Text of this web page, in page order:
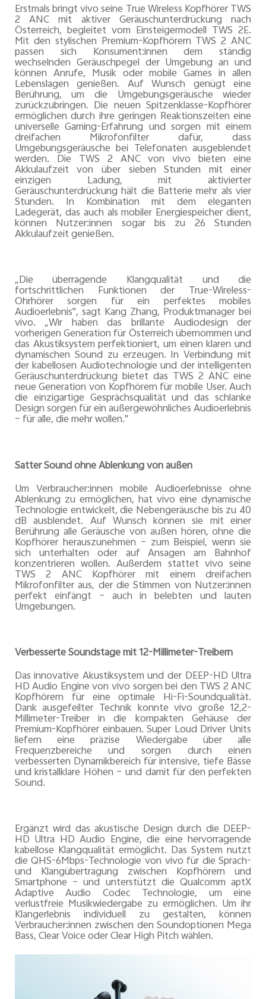
Erstmals bringt vivo seine True Wireless Kopfhörer TWS
2 ANC mit aktiver Geräuschunterdrückung nach
Österreich, begleitet vom Einsteigermodell TWS 2E.
Mit den stylischen Premium-Kopfhörern TWS 2 ANC
passen sich Konsument:innen dem ständig
wechselnden Geräuschpegel der Umgebung an und
können Anrufe, Musik oder mobile Games in allen
Lebenslagen genießen. Auf Wunsch genügt eine
Berührung, um die Umgebungsgeräusche wieder
zurückzubringen. Die neuen Spitzenklasse-Kopfhörer
ermöglichen durch ihre geringen Reaktionszeiten eine
universelle Gaming-Erfahrung und sorgen mit einem
dreifachen Mikrofonfilter dafür, dass
Umgebungsgeräusche bei Telefonaten ausgeblendet
werden. Die TWS 2 ANC von vivo bieten eine
Akkulaufzeit von über sieben Stunden mit einer
einzigen Ladung, mit aktivierter
Geräuschunterdrückung hält die Batterie mehr als vier
Stunden. In Kombination mit dem eleganten
Ladegerät, das auch als mobiler Energiespeicher dient,
können Nutzer:innen sogar bis zu 26 Stunden
Akkulaufzeit genießen.
„Die überragende Klangqualität und die
fortschrittlichen Funktionen der True-Wireless-
Ohrhörer sorgen für ein perfektes mobiles
Audioerlebnis", sagt Kang Zhang, Produktmanager bei
vivo. „Wir haben das brillante Audiodesign der
vorherigen Generation für Österreich übernommen und
das Akustiksystem perfektioniert, um einen klaren und
dynamischen Sound zu erzeugen. In Verbindung mit
der kabellosen Audiotechnologie und der intelligenten
Geräuschunterdrückung bietet das TWS 2 ANC eine
neue Generation von Kopfhörern für mobile User. Auch
die einzigartige Gesprächsqualität und das schlanke
Design sorgen für ein außergewöhnliches Audioerlebnis
– für alle, die mehr wollen."
Satter Sound ohne Ablenkung von außen
Um Verbraucher:innen mobile Audioerlebnisse ohne
Ablenkung zu ermöglichen, hat vivo eine dynamische
Technologie entwickelt, die Nebengeräusche bis zu 40
dB ausblendet. Auf Wunsch können sie mit einer
Berührung alle Geräusche von außen hören, ohne die
Kopfhörer herauszunehmen – zum Beispiel, wenn sie
sich unterhalten oder auf Ansagen am Bahnhof
konzentrieren wollen. Außerdem stattet vivo seine
TWS 2 ANC Kopfhörer mit einem dreifachen
Mikrofonfilter aus, der die Stimmen von Nutzer:innen
perfekt einfängt – auch in belebten und lauten
Umgebungen.
Verbesserte Soundstage mit 12-Millimeter-Treibern
Das innovative Akustiksystem und der DEEP-HD Ultra
HD Audio Engine von vivo sorgen bei den TWS 2 ANC
Kopfhörern für eine optimale Hi-Fi-Soundqualität.
Dank ausgefeilter Technik konnte vivo große 12,2-
Millimeter-Treiber in die kompakten Gehäuse der
Premium-Kopfhörer einbauen. Super Loud Driver Units
liefern eine präzise Wiedergabe über alle
Frequenzbereiche und sorgen durch einen
verbesserten Dynamikbereich für intensive, tiefe Bässe
und kristallklare Höhen – und damit für den perfekten
Sound.
Ergänzt wird das akustische Design durch die DEEP-
HD Ultra HD Audio Engine, die eine hervorragende
kabellose Klangqualität ermöglicht. Das System nutzt
die QHS-6Mbps-Technologie von vivo für die Sprach-
und Klangübertragung zwischen Kopfhörern und
Smartphone – und unterstützt die Qualcomm aptX
Adaptive Audio Codec Technologie, um eine
verlustfreie Musikwiedergabe zu ermöglichen. Um ihr
Klangerlebnis individuell zu gestalten, können
Verbraucher:innen zwischen den Soundoptionen Mega
Bass, Clear Voice oder Clear High Pitch wählen.